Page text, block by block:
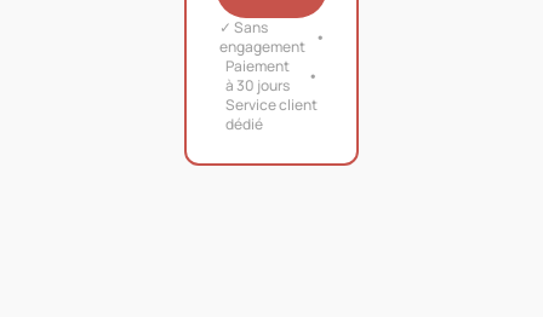
✓ Sans
engagement
Paiement
à 30 jours
Service client
dédié